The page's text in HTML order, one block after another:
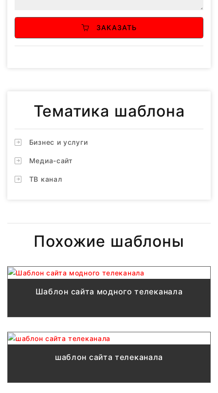
ЗАКАЗАТЬ
Тематика шаблона
Бизнес и услуги
Медиа-сайт
ТВ канал
Похожие шаблоны
Шаблон сайта модного телеканала
шаблон сайта телеканала